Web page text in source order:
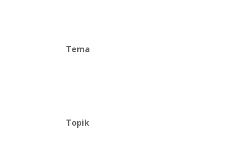
Tema
Topik